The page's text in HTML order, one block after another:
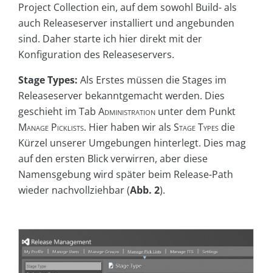
Project Collection ein, auf dem sowohl Build- als
auch Releaseserver installiert und angebunden
sind. Daher starte ich hier direkt mit der
Konfiguration des Releaseservers.
Stage Types: Als Erstes müssen die Stages im
Releaseserver bekanntgemacht werden. Dies
geschieht im Tab Administration unter dem Punkt
Manage Picklists. Hier haben wir als Stage Types die
Kürzel unserer Umgebungen hinterlegt. Dies mag
auf den ersten Blick verwirren, aber diese
Namensgebung wird später beim Release-Path
wieder nachvollziehbar (Abb. 2).